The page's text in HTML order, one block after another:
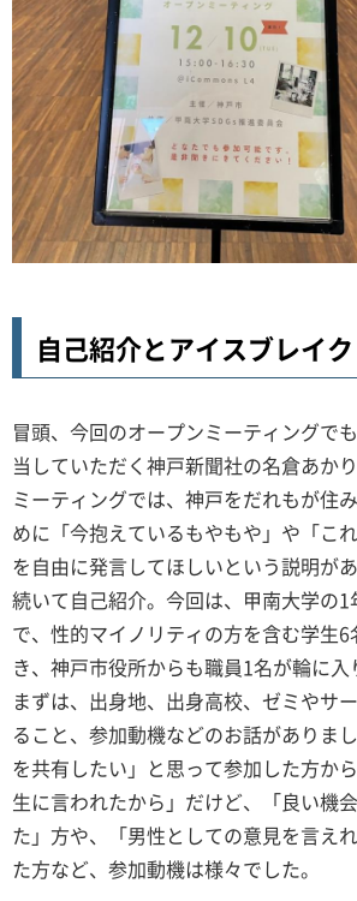
自己紹介とアイスブレイク
冒頭、今回のオープンミーティングで
当していただく神戸新聞社の名倉あか
ミーティングでは、神戸をだれもが住
めに「今抱えているもやもや」や「こ
を自由に発言してほしいという説明があ
続いて自己紹介。今回は、甲南大学の1
で、性的マイノリティの方を含む学生
き、神戸市役所からも職員1名が輪に入
まずは、出身地、出身高校、ゼミやサ
ること、参加動機などのお話がありま
を共有したい」と思って参加した方か
生に言われたから」だけど、「良い機
た」方や、「男性としての意見を言え
た方など、参加動機は様々でした。